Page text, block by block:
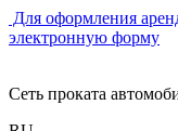
Для оформления
электронную форму
Сеть проката